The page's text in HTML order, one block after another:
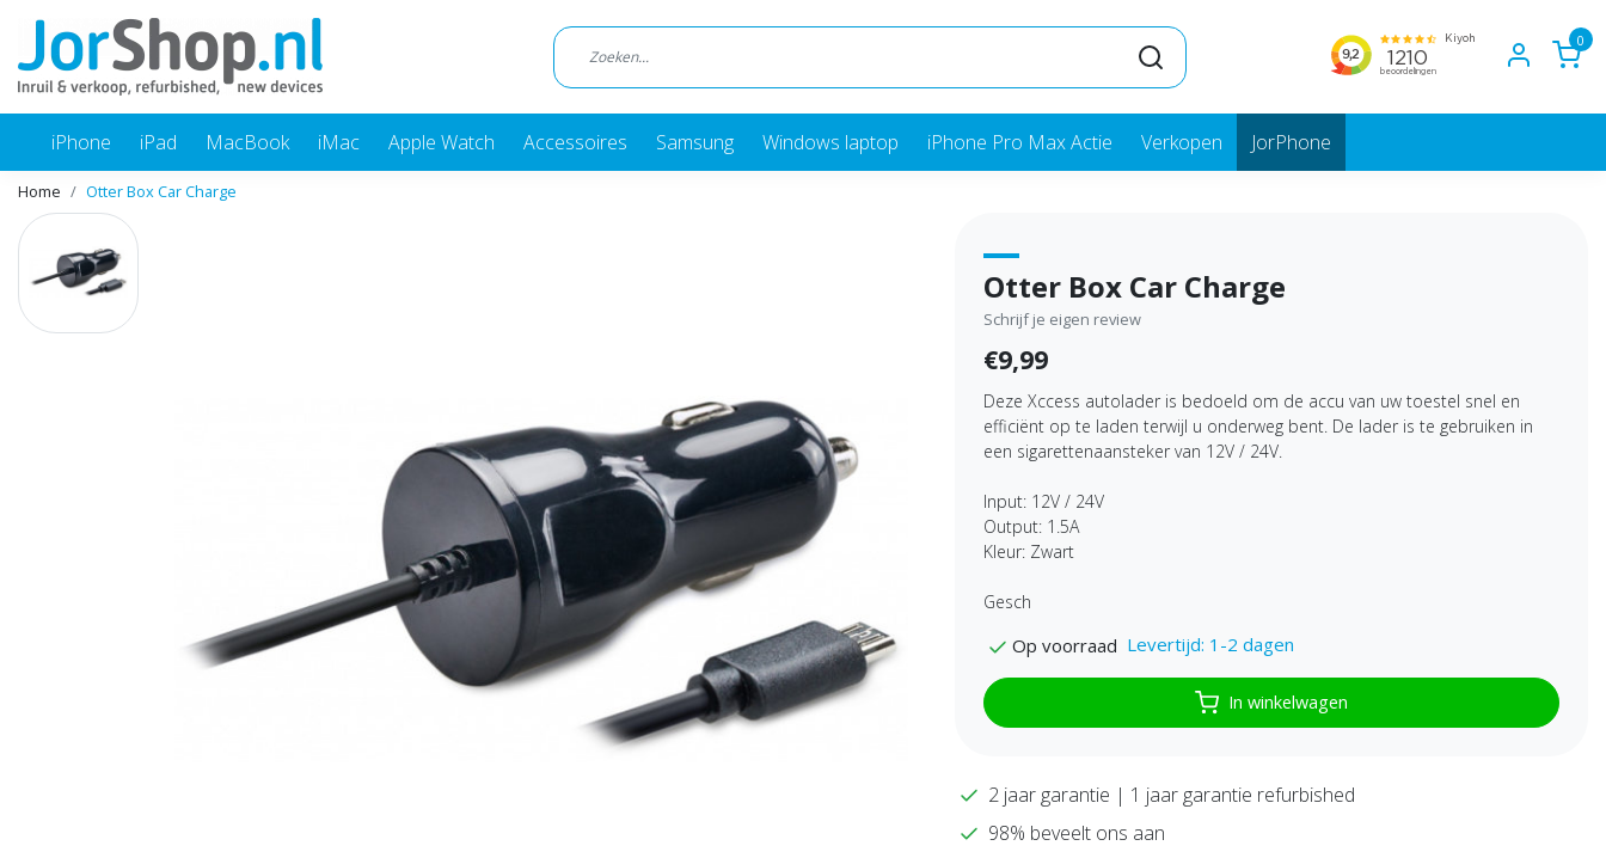
0
iPhone iPad MacBook iMac Apple Watch Accessoires Samsung Windows laptop iPhone Pro Max Actie Verkopen JorPhone
Home Otter Box Car Charge
Otter Box Car Charge
Schrijf je eigen review
€9,99
Deze Xccess autolader is bedoeld om de accu van uw toestel snel en
efficiënt op te laden terwijl u onderweg bent. De lader is te gebruiken in
een sigarettenaansteker van 12V / 24V.
Input: 12V / 24V
Output: 1.5A
Kleur: Zwart
Gesch
Op voorraad Levertijd: 1-2 dagen
In winkelwagen
2 jaar garantie | 1 jaar garantie refurbished
98% beveelt ons aan